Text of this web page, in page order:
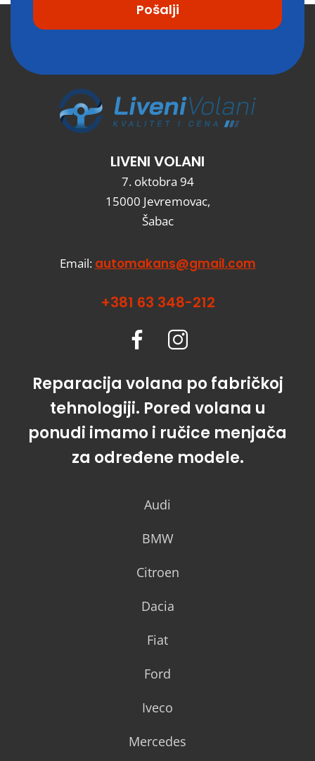
LIVENI VOLANI
7. oktobra 94
15000 Jevremovac,
Šabac
Email: automakans@gmail.com
+381 63 348-212
Reparacija volana po fabričkoj
tehnologiji. Pored volana u
ponudi imamo i ručice menjača
za određene modele.
Audi
BMW
Citroen
Dacia
Fiat
Ford
Iveco
Mercedes